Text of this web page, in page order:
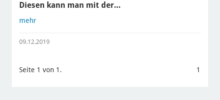
Diesen kann man mit der…
mehr
09.12.2019
Seite 1 von 1. 1